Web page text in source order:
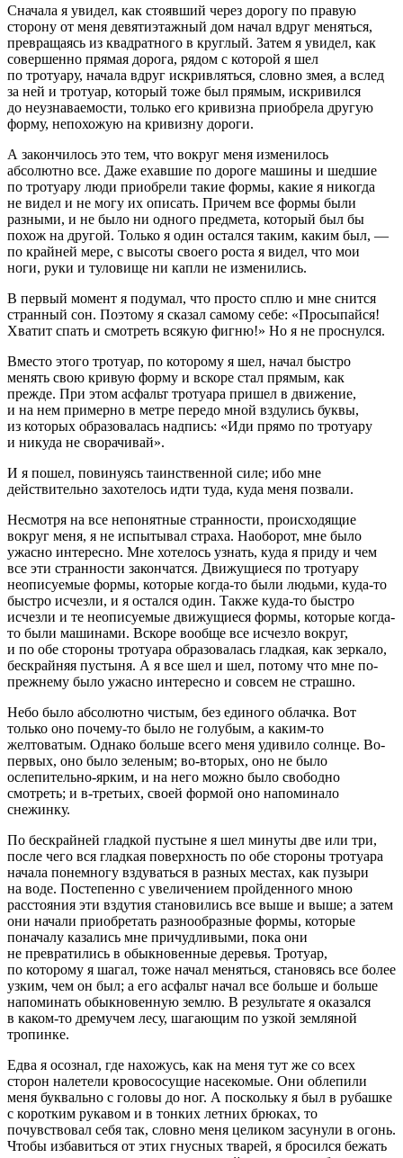
Сначала я увидел, как стоявший через дорогу по правую
сторону от меня девятиэтажный дом начал вдруг меняться,
превращаясь из квадратного в круглый. Затем я увидел, как
совершенно прямая дорога, рядом с которой я шел
по тротуару, начала вдруг искривляться, словно змея, а вслед
за ней и тротуар, который тоже был прямым, искривился
до неузнаваемости, только его кривизна приобрела другую
форму, непохожую на кривизну дороги.
А закончилось это тем, что вокруг меня изменилось
абсолютно все. Даже ехавшие по дороге машины и шедшие
по тротуару люди приобрели такие формы, какие я никогда
не видел и не могу их описать. Причем все формы были
разными, и не было ни одного предмета, который был бы
похож на другой. Только я один остался таким, каким был, —
по крайней мере, с высоты своего роста я видел, что мои
ноги, руки и туловище ни капли не изменились.
В первый момент я подумал, что просто сплю и мне снится
странный сон. Поэтому я сказал самому себе: «Просыпайся!
Хватит спать и смотреть всякую фигню!» Но я не проснулся.
Вместо этого тротуар, по которому я шел, начал быстро
менять свою кривую форму и вскоре стал прямым, как
прежде. При этом асфальт тротуара пришел в движение,
и на нем примерно в метре передо мной вздулись буквы,
из которых образовалась надпись: «Иди прямо по тротуару
и никуда не сворачивай».
И я пошел, повинуясь таинственной силе; ибо мне
действительно захотелось идти туда, куда меня позвали.
Несмотря на все непонятные странности, происходящие
вокруг меня, я не испытывал страха. Наоборот, мне было
ужасно интересно. Мне хотелось узнать, куда я приду и чем
все эти странности закончатся. Движущиеся по тротуару
неописуемые формы, которые когда-то были людьми, куда-то
быстро исчезли, и я остался один. Также куда-то быстро
исчезли и те неописуемые движущиеся формы, которые когда-
то были машинами. Вскоре вообще все исчезло вокруг,
и по обе стороны тротуара образовалась гладкая, как зеркало,
бескрайняя пустыня. А я все шел и шел, потому что мне по-
прежнему было ужасно интересно и совсем не страшно.
Небо было абсолютно чистым, без единого облачка. Вот
только оно почему-то было не голубым, а каким-то
желтоватым. Однако больше всего меня удивило солнце. Во-
первых, оно было зеленым; во-вторых, оно не было
ослепительно-ярким, и на него можно было свободно
смотреть; и в-третьих, своей формой оно напоминало
снежинку.
По бескрайней гладкой пустыне я шел минуты две или три,
после чего вся гладкая поверхность по обе стороны тротуара
начала понемногу вздуваться в разных местах, как пузыри
на воде. Постепенно с увеличением пройденного мною
расстояния эти вздутия становились все выше и выше; а затем
они начали приобретать разнообразные формы, которые
поначалу казались мне причудливыми, пока они
не превратились в обыкновенные деревья. Тротуар,
по которому я шагал, тоже начал меняться, становясь все более
узким, чем он был; а его асфальт начал все больше и больше
напоминать обыкновенную землю. В результате я оказался
в каком-то дремучем лесу, шагающим по узкой земляной
тропинке.
Едва я осознал, где нахожусь, как на меня тут же со всех
сторон налетели кровососущие насекомые. Они облепили
меня буквально с головы до ног. А поскольку я был в рубашке
с коротким рукавом и в тонких летних брюках, то
почувствовал себя так, словно меня целиком засунули в огонь.
Чтобы избавиться от этих гнусных тварей, я бросился бежать